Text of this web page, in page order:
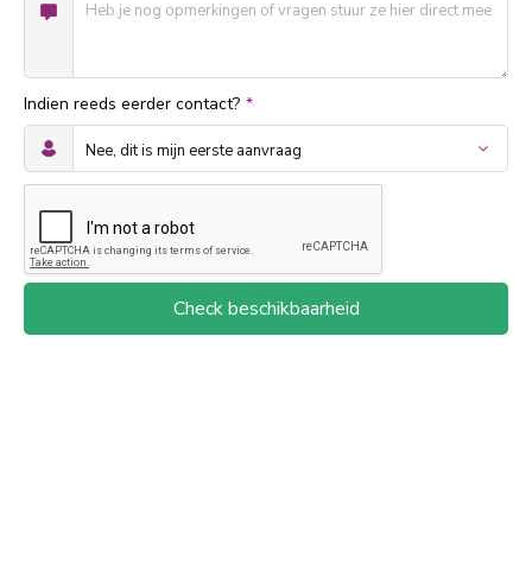
Indien reeds eerder contact? *
Check beschikbaarheid